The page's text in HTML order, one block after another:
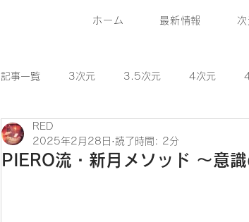
ホーム 最新情報
記事一覧 3次元 3.5次元 4次元
6.5次元
PIERO流・新月メソッド 〜意
RED
2025年2月28日 読了時間: 2分